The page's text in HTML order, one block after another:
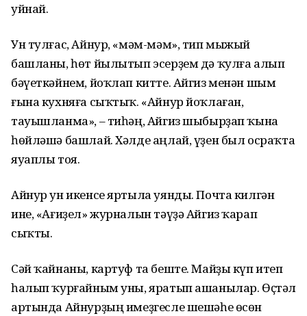
уйнай.
Ун тулғас, Айнур, «мәм-мәм», тип мыжый
башланы, һөт йылытып эсерҙем дә ҡулға алып
бәүеткәйнем, йоҡлап китте. Айгиз менән шым
ғына кухняға сыҡтыҡ. «Айнур йоҡлаған,
тауышланма», – тиһәң, Айгиз шыбырҙап ҡына
һөйләшә башлай. Хәлде аңлай, үҙен был осраҡта
яуаплы тоя.
Айнур ун икенсе яртыла уянды. Почта килгән
ине, «Ағиҙел» журналын тәүҙә Айгиз ҡарап
сыҡты.
Сәй ҡайнаны, картуф та беште. Майҙы күп итеп
һалып ҡурғайным уны, яратып ашанылар. Өҫтәл
артында Айнурҙың имеҙгесле шешәһе өсөн